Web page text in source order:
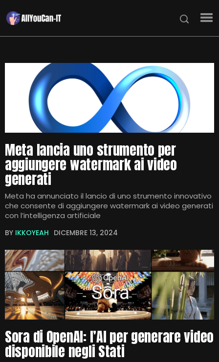
Meta lancia uno strumento per
aggiungere watermark ai video
generati
Meta ha annunciato il lancio di uno strumento innovativo
che consente di aggiungere watermark ai video generati
con l’intelligenza artificiale
BY IKKOYEAH DICEMBRE 13, 2024
Sora di OpenAI: l’AI per generare video
disponibile negli Stati